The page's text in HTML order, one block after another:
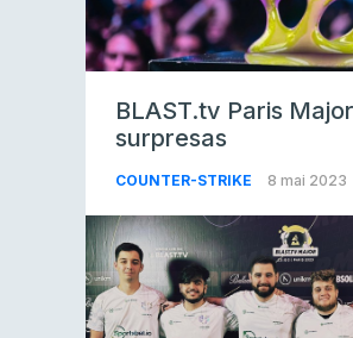
BLAST.tv Paris
surpresas
COUNTER-STRIKE 8 mai 2023